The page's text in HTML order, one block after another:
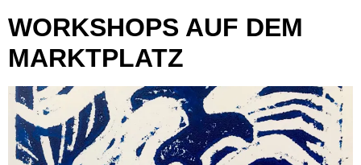
WORKSHOPS AUF DEM
MARKTPLATZ